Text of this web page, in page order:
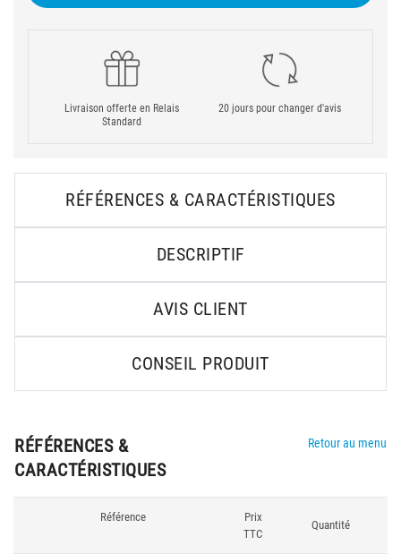
Livraison offerte en Relais
Standard
20 jours pour changer d'avis
RÉFÉRENCES & CARACTÉRISTIQUES
DESCRIPTIF
AVIS CLIENT
CONSEIL PRODUIT
RÉFÉRENCES &
CARACTÉRISTIQUES
Retour au menu
Référence
Prix
TTC
Quantité